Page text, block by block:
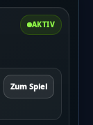
AKTIV
Zum Spiel